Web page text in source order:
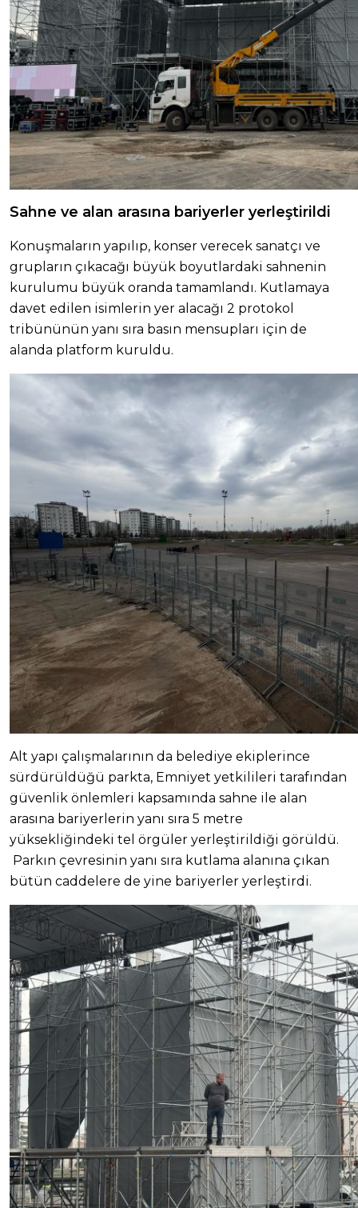
Sahne ve alan arasına bariyerler yerleştirildi
Konuşmaların yapılıp, konser verecek sanatçı ve
grupların çıkacağı büyük boyutlardaki sahnenin
kurulumu büyük oranda tamamlandı. Kutlamaya
davet edilen isimlerin yer alacağı 2 protokol
tribününün yanı sıra basın mensupları için de
alanda platform kuruldu.
Alt yapı çalışmalarının da belediye ekiplerince
sürdürüldüğü parkta, Emniyet yetkilileri tarafından
güvenlik önlemleri kapsamında sahne ile alan
arasına bariyerlerin yanı sıra 5 metre
yüksekliğindeki tel örgüler yerleştirildiği görüldü.
Parkın çevresinin yanı sıra kutlama alanına çıkan
bütün caddelere de yine bariyerler yerleştirdi.